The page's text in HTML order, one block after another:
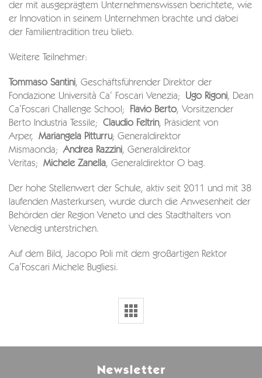
der mit ausgeprägtem Unternehmenswissen berichtete, wie
er Innovation in seinem Unternehmen brachte und dabei
der Familientradition treu blieb.
Weitere Teilnehmer:
Tommaso Santini, Geschäftsführender Direktor der
Fondazione Università Ca‘ Foscari Venezia; Ugo Rigoni, Dean
Ca’Foscari Challenge School; Flavio Berto, Vorsitzender
Berto Industria Tessile; Claudio Feltrin, Präsident von
Arper, Mariangela Pitturru; Generaldirektor
Mismaonda;Andrea Razzini, Generaldirektor
Veritas; Michele Zanella, Generaldirektor O bag.
Der hohe Stellenwert der Schule, aktiv seit 2011 und mit 38
laufenden Masterkursen, wurde durch die Anwesenheit der
Behörden der Region Veneto und des Stadthalters von
Venedig unterstrichen.
Auf dem Bild, Jacopo Poli mit dem großartigen Rektor
Ca’Foscari Michele Bugliesi.
Newsletter